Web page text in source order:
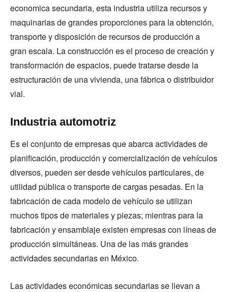
economica secundaria, esta industria utiliza recursos y
maquinarias de grandes proporciones para la obtención,
transporte y disposición de recursos de producción a
gran escala. La construcción es el proceso de creación y
transformación de espacios, puede tratarse desde la
estructuración de una vivienda, una fábrica o distribuidor
vial.
Industria automotriz
Es el conjunto de empresas que abarca actividades de
planificación, producción y comercialización de vehículos
diversos, pueden ser desde vehículos particulares, de
utilidad pública o transporte de cargas pesadas. En la
fabricación de cada modelo de vehículo se utilizan
muchos tipos de materiales y piezas; mientras para la
fabricación y ensamblaje existen empresas con líneas de
producción simultáneas. Una de las más grandes
actividades secundarias en México.
Las actividades económicas secundarias se llevan a